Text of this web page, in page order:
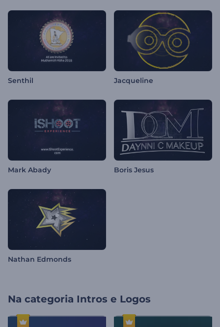
Senthil Jacqueline
Mark Abady Boris Jesus
Nathan Edmonds
Na categoria Intros e Logos